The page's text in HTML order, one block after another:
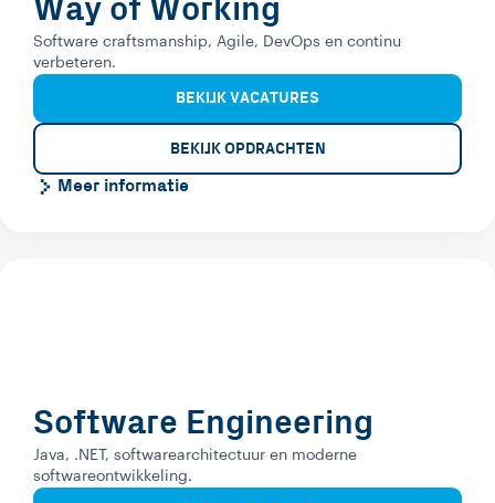
Way of Working
Software craftsmanship, Agile, DevOps en continu
verbeteren.
BEKIJK VACATURES
BEKIJK OPDRACHTEN
Meer informatie
Software Engineering
Java, .NET, softwarearchitectuur en moderne
softwareontwikkeling.